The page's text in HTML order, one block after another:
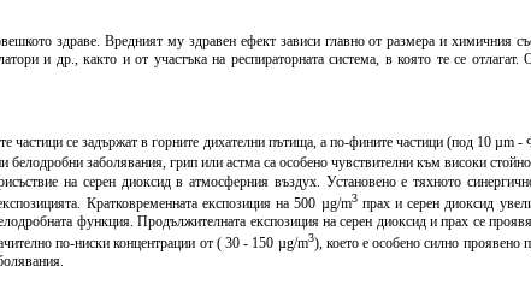
здраве. Вредният му здравен ефект зависи главно от размера и химичния
и др., както и от участъка на респираторната система, в която те се
частици се задържат в горните дихателни пътища, а по-фините частици (под 10 µm
белодробни заболявания, грип или астма са особено чувствителни към високи
на серен диоксид в атмосферния въздух. Установено е тяхното
Кратковременната експозиция на 500 µg/m3прах и серен диоксид
функция. Продължителната експозиция на серен диоксид и прах се
по-ниски концентрации от ( 30 - 150 µg/m3), което е особено силно проявено